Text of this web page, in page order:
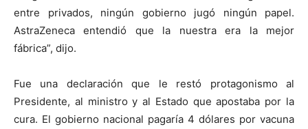
entre privados, ningún gobierno jugó ningún papel.
AstraZeneca entendió que la nuestra era la mejor
fábrica”, dijo.
Fue una declaración que le restó protagonismo al
Presidente, al ministro y al Estado que apostaba por la
cura. El gobierno nacional pagaría 4 dólares por vacuna